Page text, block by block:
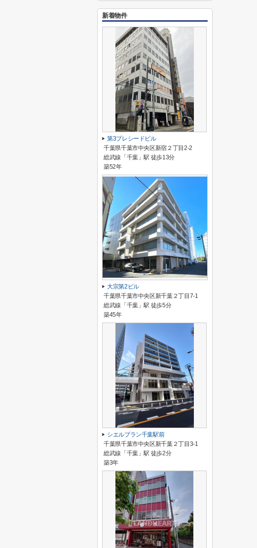
新着物件
第3プレシードビル
千葉県千葉市中央区新宿２丁目2-2
総武線「千葉」駅 徒歩13分
築52年
大宗第2ビル
千葉県千葉市中央区新千葉２丁目7-1
総武線「千葉」駅 徒歩5分
築45年
シエルブラン千葉駅前
千葉県千葉市中央区新千葉２丁目3-1
総武線「千葉」駅 徒歩2分
築3年